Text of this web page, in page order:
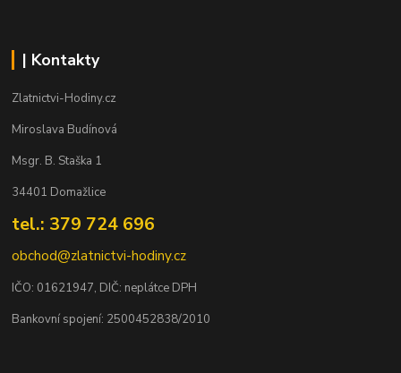
| Kontakty
Zlatnictvi-Hodiny.cz
Miroslava Budínová
Msgr. B. Staška 1
34401 Domažlice
tel.: 379 724 696
obchod@zlatnictvi-hodiny.cz
IČO: 01621947, DIČ: neplátce DPH
Bankovní spojení: 2500452838/2010